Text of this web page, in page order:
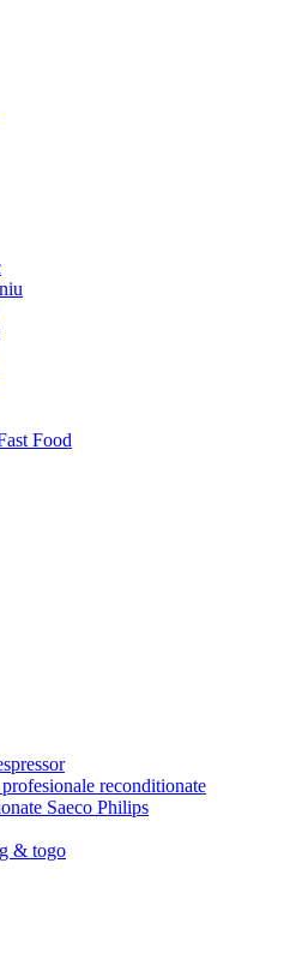
Food
reconditionate
Saeco Philips
& togo